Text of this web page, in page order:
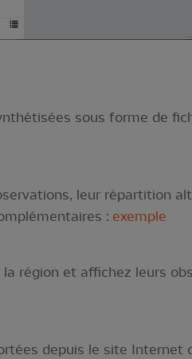
sous forme de
leur répartition
: exemple
région et affichez leurs
depuis le site Internet